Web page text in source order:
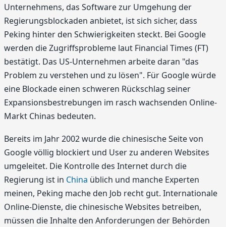
Unternehmens, das Software zur Umgehung der
Regierungsblockaden anbietet, ist sich sicher, dass
Peking hinter den Schwierigkeiten steckt. Bei Google
werden die Zugriffsprobleme laut Financial Times (FT)
bestätigt. Das US-Unternehmen arbeite daran "das
Problem zu verstehen und zu lösen". Für Google würde
eine Blockade einen schweren Rückschlag seiner
Expansionsbestrebungen im rasch wachsenden Online-
Markt Chinas bedeuten.
Bereits im Jahr 2002 wurde die chinesische Seite von
Google völlig blockiert und User zu anderen Websites
umgeleitet. Die Kontrolle des Internet durch die
Regierung ist in China üblich und manche Experten
meinen, Peking mache den Job recht gut. Internationale
Online-Dienste, die chinesische Websites betreiben,
müssen die Inhalte den Anforderungen der Behörden